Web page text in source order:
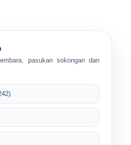
pasukan sokongan dan